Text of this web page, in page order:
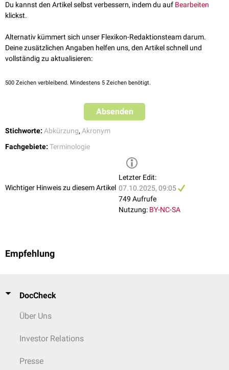
Du kannst den Artikel selbst verbessern, indem du auf Bearbeiten
klickst.
Alternativ kümmert sich unser Flexikon-Redaktionsteam darum.
Deine zusätzlichen Angaben helfen uns, den Artikel schnell und
vollständig zu aktualisieren:
500 Zeichen verbleibend. Mindestens 5 Zeichen benötigt.
Absenden
Stichworte: Abkürzung, Akronym
Fachgebiete: Terminologie
Wichtiger Hinweis zu diesem Artikel
Letzter Edit:
07.10.2025, 09:05
749 Aufrufe
Nutzung: BY-NC-SA
Empfehlung
DocCheck
Über Uns
Investor Relations
Presse